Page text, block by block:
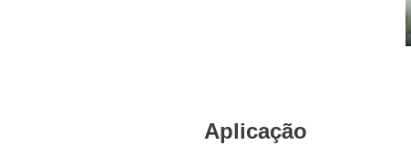
Aplicação